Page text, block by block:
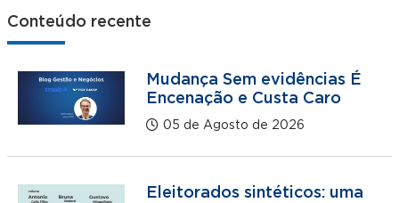
Conteúdo recente
Mudança Sem evidências É
Encenação e Custa Caro
05 de Agosto de 2026
Eleitorados sintéticos: uma